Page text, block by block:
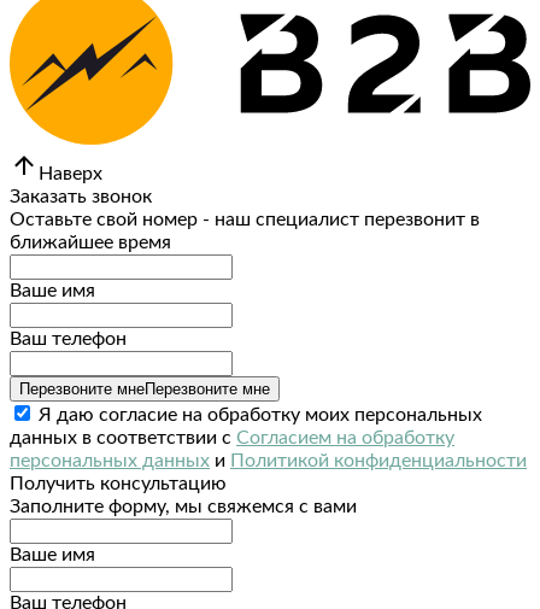
Наверх
Заказать звонок
Оставьте свой номер - наш специалист перезвонит в
ближайшее время
Ваше имя
Ваш телефон
Перезвоните мнеПерезвоните мне
Я даю согласие на обработку моих персональных
данных в соответствии с Согласием на обработку
персональных данных и Политикой конфиденциальности
Получить консультацию
Заполните форму, мы свяжемся с вами
Ваше имя
Ваш телефон